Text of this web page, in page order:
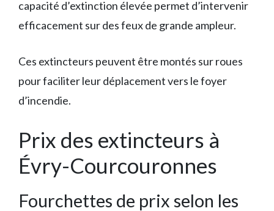
capacité d’extinction élevée permet d’intervenir
efficacement sur des feux de grande ampleur.
Ces extincteurs peuvent être montés sur roues
pour faciliter leur déplacement vers le foyer
d’incendie.
Prix des extincteurs à
Évry-Courcouronnes
Fourchettes de prix selon les